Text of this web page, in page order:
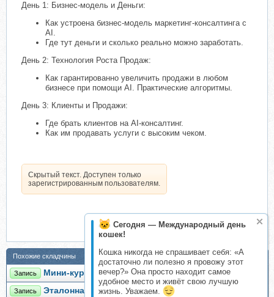
Сегодня — Международный день
кошек!
Кошка никогда не спрашивает себя: «А
достаточно ли полезно я провожу этот
вечер?» Она просто находит самое
удобное место и живёт свою лучшую
жизнь. Уважаем.
День 1: Бизнес-модель и Деньги:
Как устроена бизнес-модель маркетинг-консалтинга с
AI.
Где тут деньги и сколько реально можно заработать.
День 2: Технология Роста Продаж:
Как гарантированно увеличить продажи в любом
бизнесе при помощи AI. Практические алгоритмы.
День 3: Клиенты и Продажи:
Где брать клиентов на AI-консалтинг.
Как им продавать услуги с высоким чеком.
Скрытый текст. Доступен только
зарегистрированным пользователям.
Похожие складчины
Запись Мини-курс 500к на консалтинге (Денис Смирнов)
Запись Эталонная модель маркетинга (Денис Смирнов)